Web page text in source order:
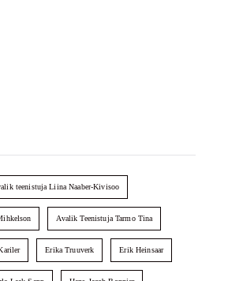
teenistuja Liina Naaber-Kivisoo
Avalik Teenistuja Tarmo Tina
Erika Truuverk Erik Heinsaar